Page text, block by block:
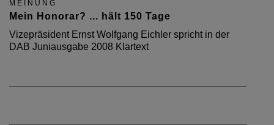
MEINUNG
Mein Honorar? ... hält 150 Tage
Vizepräsident Ernst Wolfgang Eichler spricht in der
DAB Juniausgabe 2008 Klartext